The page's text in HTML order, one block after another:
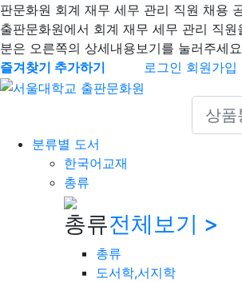
판문화원 회계 재무 세무 관리 직원 채용
출판문화원에서 회계 재무 세무 관리 직
분은 오른쪽의 상세내용보기를 눌러주세
즐겨찾기 추가하기
로그인 회원가입
Search
분류별 도서
한국어교재
총류
총류전체보기 >
총류
도서학,서지학